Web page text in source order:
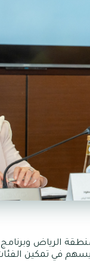
الرياض وبرنامج
يسهم في تمكين